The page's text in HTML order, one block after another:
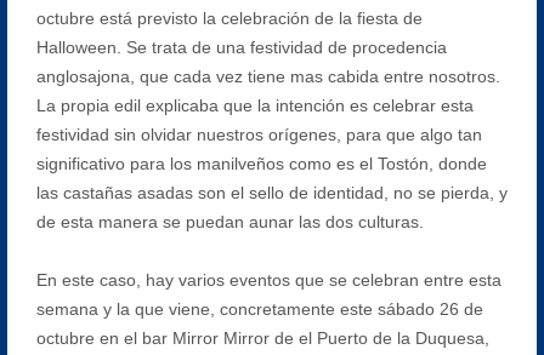
octubre está previsto la celebración de la fiesta de
Halloween. Se trata de una festividad de procedencia
anglosajona, que cada vez tiene mas cabida entre nosotros.
La propia edil explicaba que la intención es celebrar esta
festividad sin olvidar nuestros orígenes, para que algo tan
significativo para los manilveños como es el Tostón, donde
las castañas asadas son el sello de identidad, no se pierda, y
de esta manera se puedan aunar las dos culturas.
En este caso, hay varios eventos que se celebran entre esta
semana y la que viene, concretamente este sábado 26 de
octubre en el bar Mirror Mirror de el Puerto de la Duquesa,